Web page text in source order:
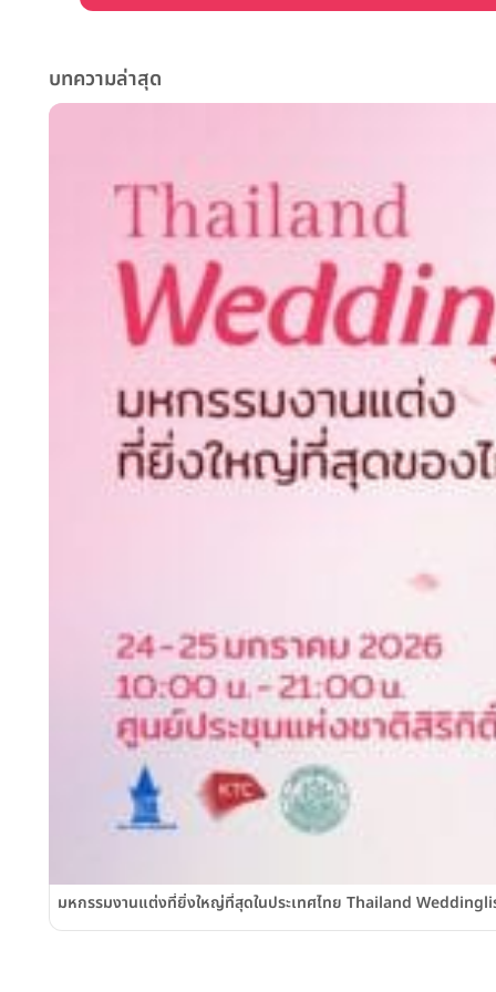
บทความล่าสุด
มหกรรมงานแต่งที่ยิ่งใหญ่ที่สุดในประเทศไทย Thailand